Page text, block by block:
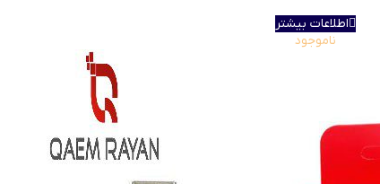
اطلاعات بیشتر
ناموجود